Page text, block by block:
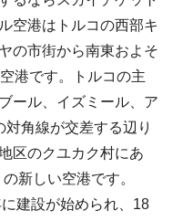
空港はトルコの西部キ
の市街から南東およそ
港です。トルコの主
ール、イズミール、ア
角線が交差する辺り
区のクユカク村にあ
新しい空港です。
建設が始められ、18